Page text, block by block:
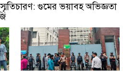
গুমের ভয়াবহ অভিজ্ঞতা